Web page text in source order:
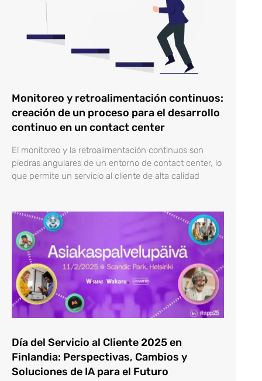
Monitoreo y retroalimentación continuos:
creación de un proceso para el desarrollo
continuo en un contact center
El monitoreo y la retroalimentación continuos son
piedras angulares de un entorno de contact center, lo
que permite un servicio al cliente de alta calidad
Día del Servicio al Cliente 2025 en
Finlandia: Perspectivas, Cambios y
Soluciones de IA para el Futuro